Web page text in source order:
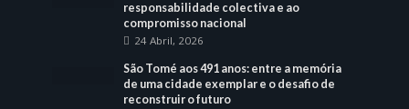
responsabilidade colectiva e ao
compromisso nacional
24 Abril, 2026
São Tomé aos 491 anos: entre a memória
de uma cidade exemplar e o desafio de
reconstruir o futuro